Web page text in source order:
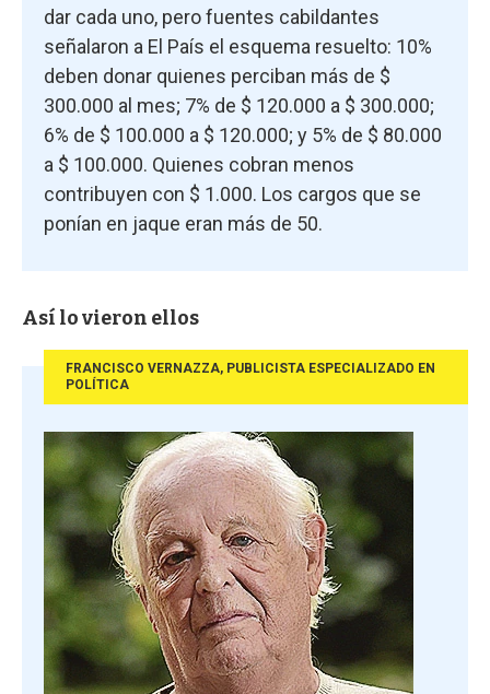
dar cada uno, pero fuentes cabildantes
señalaron a El País el esquema resuelto: 10%
deben donar quienes perciban más de $
300.000 al mes; 7% de $ 120.000 a $ 300.000;
6% de $ 100.000 a $ 120.000; y 5% de $ 80.000
a $ 100.000. Quienes cobran menos
contribuyen con $ 1.000. Los cargos que se
ponían en jaque eran más de 50.
Así lo vieron ellos
FRANCISCO VERNAZZA, PUBLICISTA ESPECIALIZADO EN
POLÍTICA